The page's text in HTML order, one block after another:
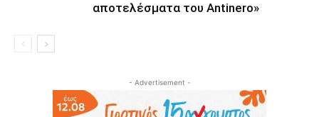
αποτελέσματα του Αntinero»
- Advertisement -